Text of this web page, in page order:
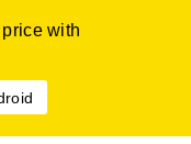
price with